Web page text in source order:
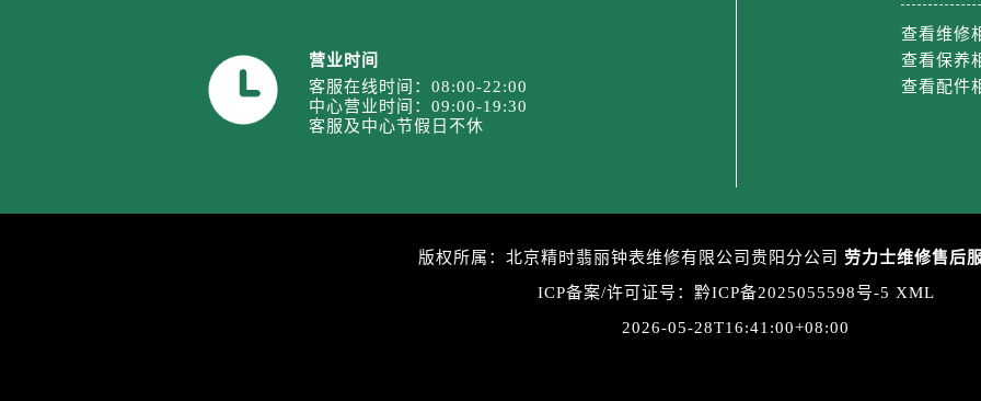
安徽省蚌埠市蚌山区淮河路劳力士售后服务中心（需提前预约）
安徽省亳州市谯城区魏武大道劳力士售后服务中心（需提前预约）
安徽省池州市贵池区长江路劳力士售后服务中心（需提前预约）
安徽省淮南市田家庵区国庆中路劳力士售后服务中心（需提前预约）
安徽省黄山市屯溪区黄山西路劳力士售后服务中心（需提前预约）
安徽省六安市金安区解放中路劳力士售后服务中心（需提前预约）
营业时间
客服在线时间：08:00-22:00
中心营业时间：09:00-19:30
客服及中心节假日不休
查看维修
查看保养
查看配件
版权所属：北京精时翡丽钟表维修有限公司贵阳分公司 劳力士维修售后
ICP备案/许可证号：黔ICP备2025055598号-5 XML
2026-05-28T16:41:00+08:00